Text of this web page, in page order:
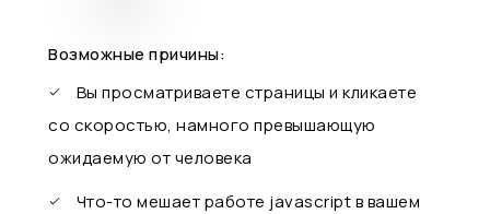
Возможные причины:
Вы просматриваете страницы и кликаете
со скоростью, намного превышающую
ожидаемую от человека
Что-то мешает работе javascript в вашем